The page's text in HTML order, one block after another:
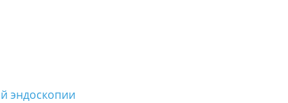
эндоскопии